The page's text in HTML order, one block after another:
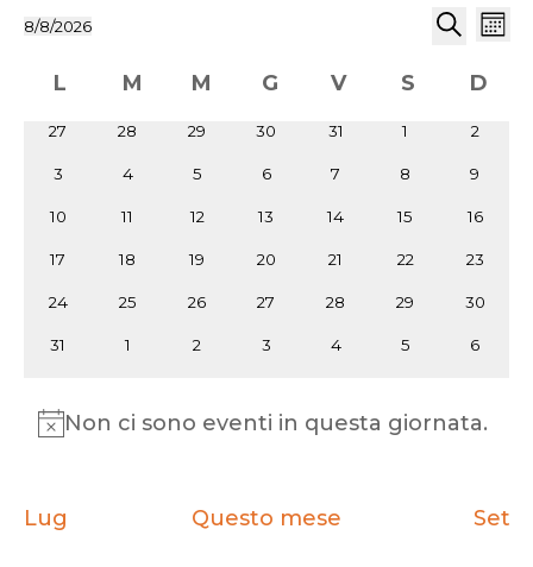
Eventi Eventi
Mese
8/8/2026
data.
Calendario
Eventi
L
lunedì
M
martedì
M
mercoledì
G
giovedì
V
venerdì
S
sabato
D
0
27
0
28
0
29
0
30
0
31
01
0
2
0
3
0
4
0
5
0
6
0
7
0
8
0
9
0
10
0
11
0
12
0
13
0
14
0
15
0
16
0
17
0
18
0
19
0
20
0
21
0
22
0
23
0
24
0
25
0
26
0
27
0
28
0
29
0
30
0
31
01
0
2
0
3
0
4
0
5
0
6
Notice
Non ci sono eventi in questa giornata.
Lug Questo mese Set